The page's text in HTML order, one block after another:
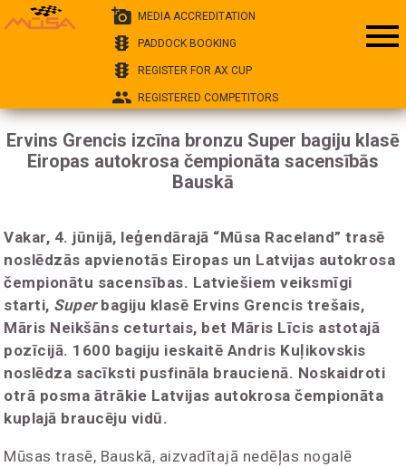
add_a_photo MEDIA ACCREDITATION
traffic PADDOCK BOOKING
traffic REGISTER FOR AX CUP
group REGISTERED COMPETITORS
menu
Ervins Grencis izcīna bronzu Super bagiju klasē
Eiropas autokrosa čempionāta sacensībās
Bauskā
Vakar, 4. jūnijā, leģendārajā “Mūsa Raceland” trasē
noslēdzās apvienotās Eiropas un Latvijas autokrosa
čempionātu sacensības. Latviešiem veiksmīgi
starti, Superbagiju klasē Ervins Grencis trešais,
Māris Neikšāns ceturtais, bet Māris Līcis astotajā
pozīcijā. 1600 bagiju ieskaitē Andris Kuļikovskis
noslēdza sacīksti pusfināla braucienā. Noskaidroti
otrā posma ātrākie Latvijas autokrosa čempionāta
kuplajā braucēju vidū.
Mūsas trasē, Bauskā, aizvadītajā nedēļas nogalē